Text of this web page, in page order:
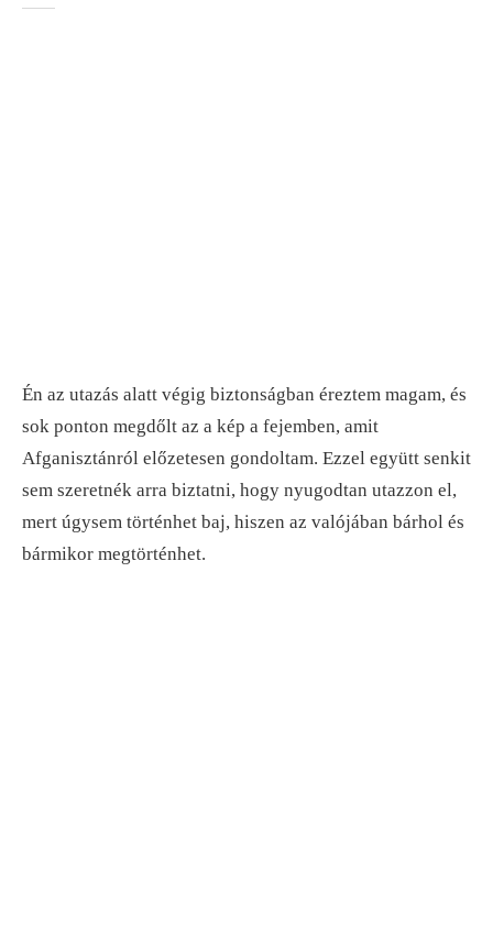
Én az utazás alatt végig biztonságban éreztem magam, és
sok ponton megdőlt az a kép a fejemben, amit
Afganisztánról előzetesen gondoltam. Ezzel együtt senkit
sem szeretnék arra biztatni, hogy nyugodtan utazzon el,
mert úgysem történhet baj, hiszen az valójában bárhol és
bármikor megtörténhet.